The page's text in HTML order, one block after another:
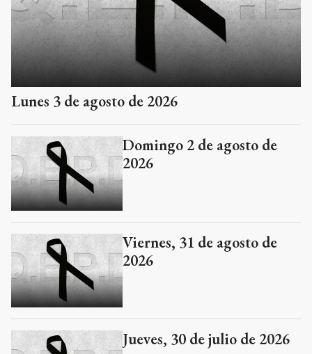
Lunes 3 de agosto de 2026
Domingo 2 de agosto de
2026
Viernes, 31 de agosto de
2026
Jueves, 30 de julio de 2026